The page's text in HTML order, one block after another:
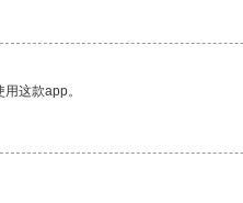
这款app。